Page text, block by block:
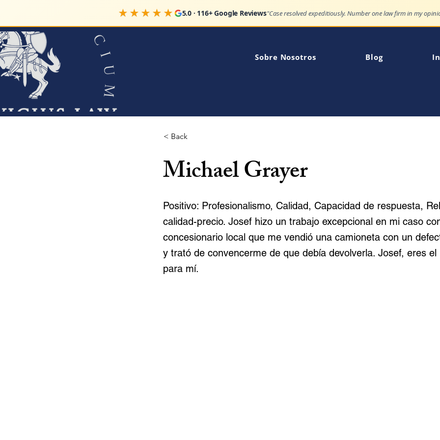
★★★★★ 5.0 · 116+ Google Reviews
Sobre Nosotros Blog
< Back
Michael Grayer
Positivo: Profesionalismo, Calidad, Capacidad de respuesta,
calidad-precio. Josef hizo un trabajo excepcional en mi caso
concesionario local que me vendió una camioneta con un
y trató de convencerme de que debía devolverla. Josef, eres
para mí.